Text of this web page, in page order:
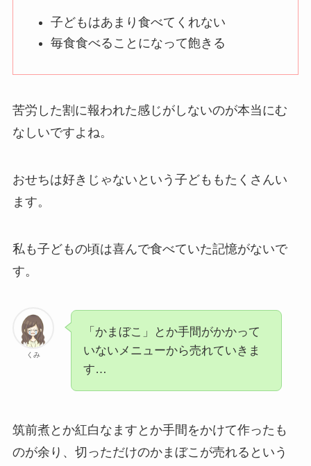
子どもはあまり食べてくれない
毎食食べることになって飽きる
苦労した割に報われた感じがしないのが本当にむ
なしいですよね。
おせちは好きじゃないという子どももたくさんい
ます。
私も子どもの頃は喜んで食べていた記憶がないで
す。
くみ
「かまぼこ」とか手間がかかって
いないメニューから売れていきま
す…
筑前煮とか紅白なますとか手間をかけて作ったも
のが余り、切っただけのかまぼこが売れるという